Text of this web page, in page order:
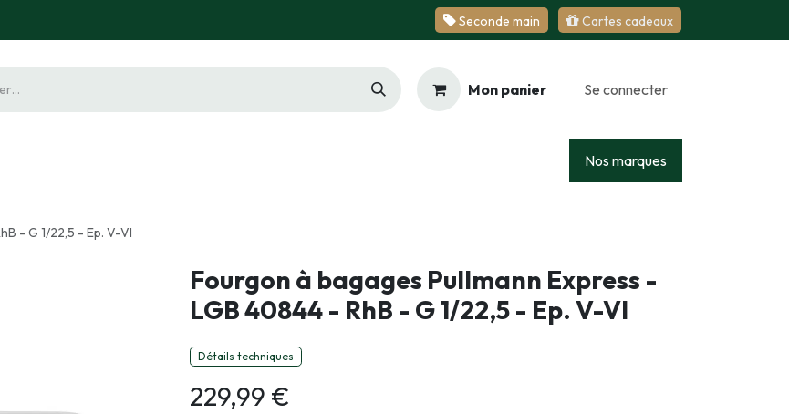
Se​​​​conde ​​​​m​​a​​in Cartes cadeaux
Mon panier Se connecter
Nos marques
- G 1/22,5 - Ep. V-VI
Fourgon à bagages Pullmann Express -
LGB 40844 - RhB - G 1/22,5 - Ep. V-VI
Détails techniques
229,99 €